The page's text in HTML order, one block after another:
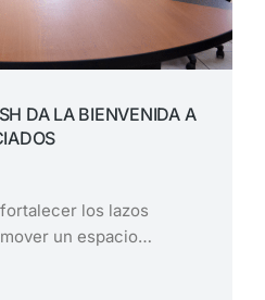
DA LA BIENVENIDA A
los lazos
un espacio…